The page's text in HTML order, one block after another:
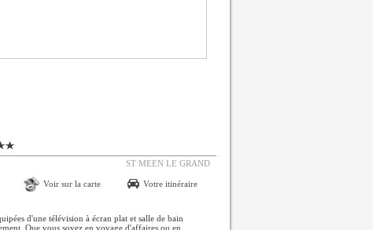
ST MEEN LE GRAND
Votre itinéraire
Voir sur la carte
d'une télévision à écran plat et salle de bain
Que vous soyez en voyage d'affaires ou en